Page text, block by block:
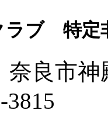
ラブ 特定
奈良市
3815